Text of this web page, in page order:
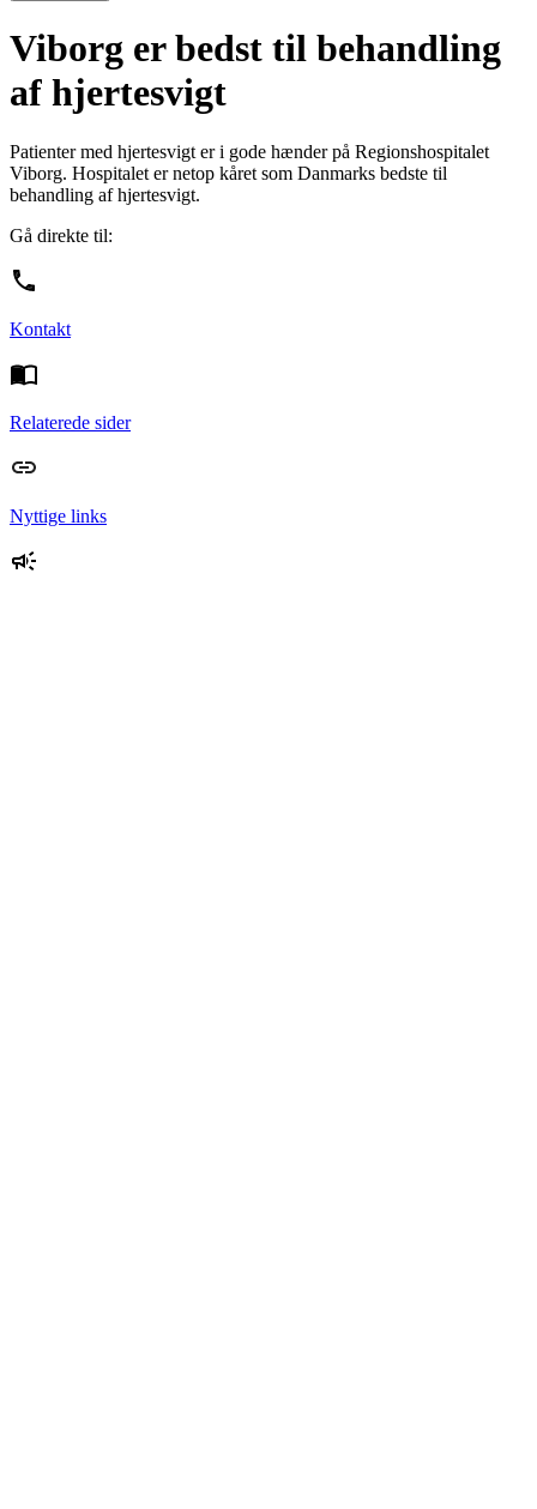
Viborg er bedst til behandling
af hjertesvigt
Patienter med hjertesvigt er i gode hænder på Regionshospitalet
Viborg. Hospitalet er netop kåret som Danmarks bedste til
behandling af hjertesvigt.
Gå direkte til:
Kontakt
Relaterede sider
Nyttige links